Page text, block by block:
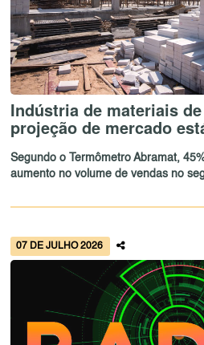
Indústria de materiais
projeção de mercado
Segundo o Termômetro Abramat,
aumento no volume de vendas no
07 DE JULHO 2026